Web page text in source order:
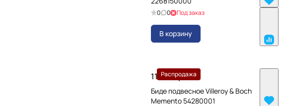
0 0 Под заказ
В корзину
Распродажа
11944 грн.
Биде подвесное Villeroy & Boch
Memento 54280001